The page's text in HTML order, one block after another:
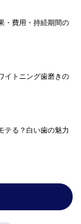
・費用・持続期間の
イトニング歯磨きの
テる？白い歯の魅力